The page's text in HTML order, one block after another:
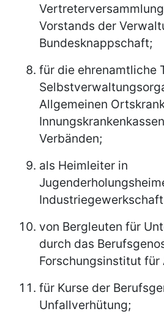
Vorstands der
Bundesknappschaft;
für die ehrenamtliche
Allgemeinen
Verbänden;
als Heimleiter in
von Bergleuten für
durch das
Forschungsinstitut für
für Kurse der
Unfallverhütung;